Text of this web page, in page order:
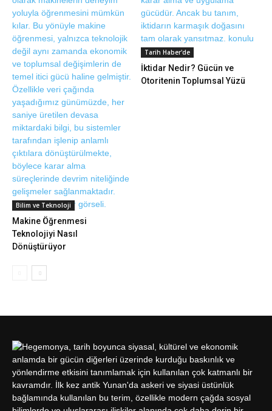
Bilim ve Teknoloji
Makine Öğrenmesi
Teknolojiyi Nasıl
Dönüştürüyor
Tarih Haber'de
İktidar Nedir? Gücün ve
Otoritenin Toplumsal Yüzü